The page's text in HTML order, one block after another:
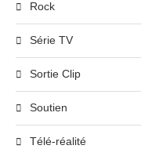
Rock
Série TV
Sortie Clip
Soutien
Télé-réalité